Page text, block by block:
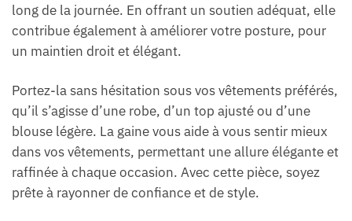
long de la journée. En offrant un soutien adéquat, elle
contribue également à améliorer votre posture, pour
un maintien droit et élégant.
Portez-la sans hésitation sous vos vêtements préférés,
qu’il s’agisse d’une robe, d’un top ajusté ou d’une
blouse légère. La gaine vous aide à vous sentir mieux
dans vos vêtements, permettant une allure élégante et
raffinée à chaque occasion. Avec cette pièce, soyez
prête à rayonner de confiance et de style.